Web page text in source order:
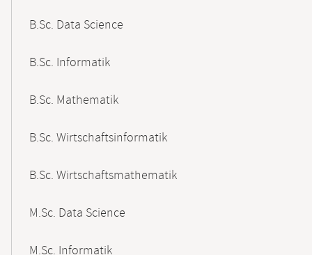
B.Sc. Data Science
B.Sc. Informatik
B.Sc. Mathematik
B.Sc. Wirtschaftsinformatik
B.Sc. Wirtschaftsmathematik
M.Sc. Data Science
M.Sc. Informatik